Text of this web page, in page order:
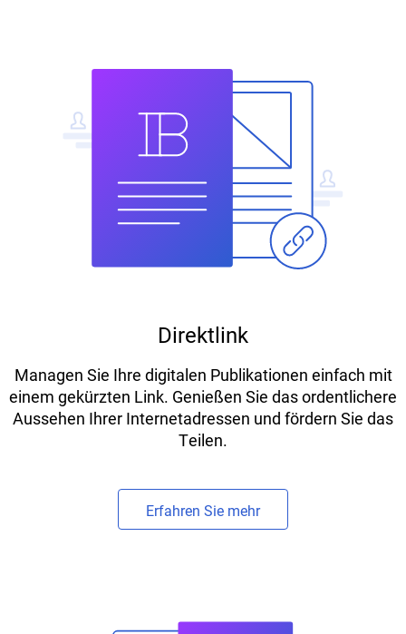
Direktlink
Managen Sie Ihre digitalen Publikationen einfach mit
einem gekürzten Link. Genießen Sie das ordentlichere
Aussehen Ihrer Internetadressen und fördern Sie das
Teilen.
Erfahren Sie mehr